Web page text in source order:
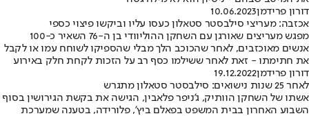
דורון פרידמן10.06.2023
אכזבה: מעריצי סילבסטר סטאלון כעסו עליו וביקשו פיצוי כספי
מפגש מעריצים שאורגן עם השחקן ההוליוודי בן ה-76 השאיר כ-100
אנשים מאוכזבים, לאחר שהכוכב הלך מבלי שהספיקו לשוחח עמו או לקבל
את חתימתו - זאת לאחר ששילמו כסף רב על הזכות לקחת חלק באירוע
דורון פרידמן19.12.2022
לאחר 25 שנות נישואים: סילבסטר סטאלון מתגרש
אשתו של השחקן הוותיק, ג'ניפר פלאבין, הגישה את בקשת הגירושין בסוף
השבוע האחרון בבית המשפט בפאלם ביץ', פלורידה, בטענה שמערכת